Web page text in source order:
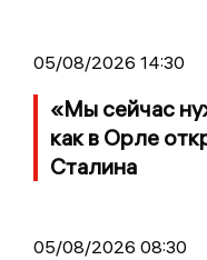
05/08/2026 14:30
«Мы сейчас
как в Орле
Сталина
05/08/2026 08:30